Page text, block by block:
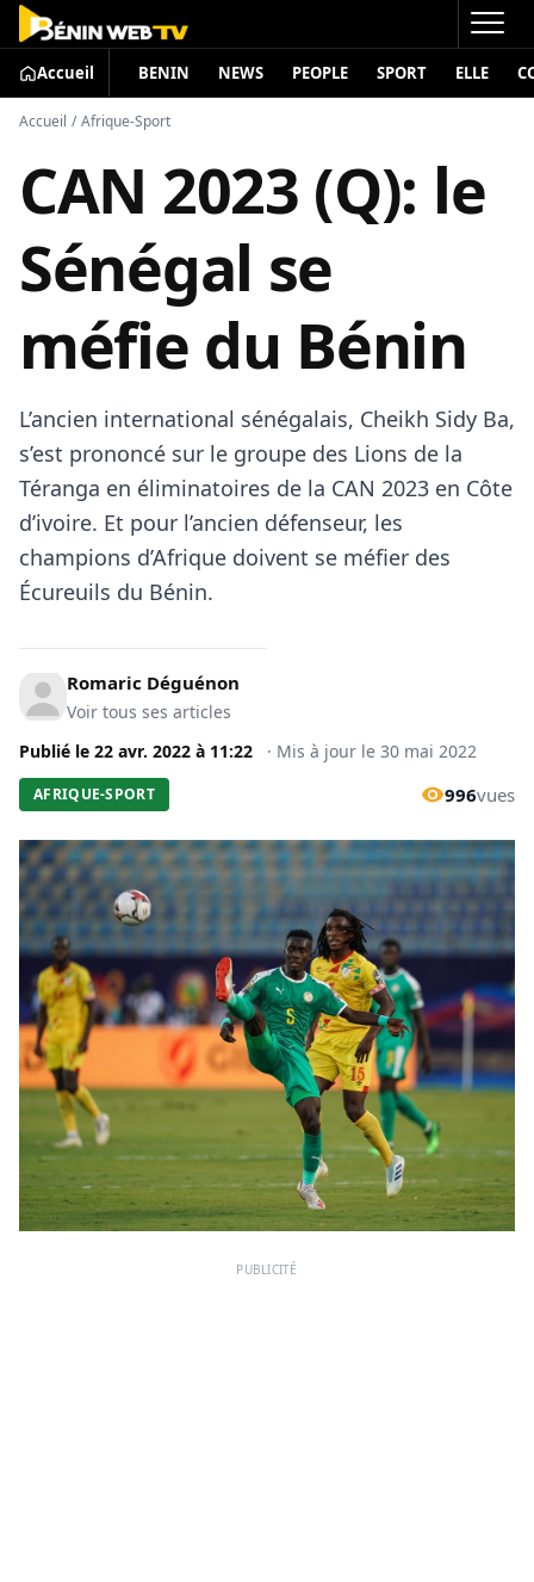
Accueil BENIN NEWS PEOPLE SPORT ELLE
Accueil / Afrique-Sport
CAN 2023 (Q): le
Sénégal se
méfie du Bénin
L’ancien international sénégalais, Cheikh Sidy Ba,
s’est prononcé sur le groupe des Lions de la
Téranga en éliminatoires de la CAN 2023 en Côte
d’ivoire. Et pour l’ancien défenseur, les
champions d’Afrique doivent se méfier des
Écureuils du Bénin.
Romaric Déguénon
Voir tous ses articles
Publié le 22 avr. 2022 à 11:22 · Mis à jour le 30 mai 2022
AFRIQUE-SPORT 996vues
PUBLICITÉ